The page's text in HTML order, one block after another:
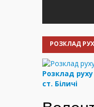
РОЗКЛАД
Розклад
ст. Біличі